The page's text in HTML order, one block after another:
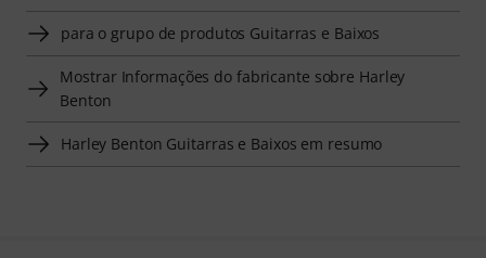
para o grupo de produtos Guitarras e Baixos
Mostrar Informações do fabricante sobre Harley
Benton
Harley Benton Guitarras e Baixos em resumo